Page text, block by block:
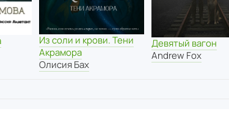
Из соли и крови. Тени
Акрамора
Олисия Бах
Девятый вагон
Andrew Fox